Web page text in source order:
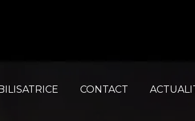
CONTACT